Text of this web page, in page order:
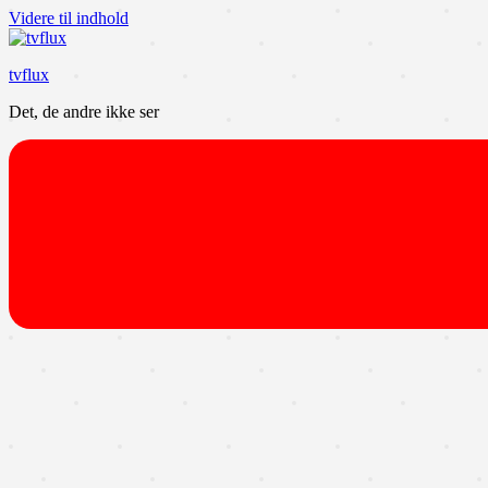
Videre til indhold
tvflux
Det, de andre ikke ser